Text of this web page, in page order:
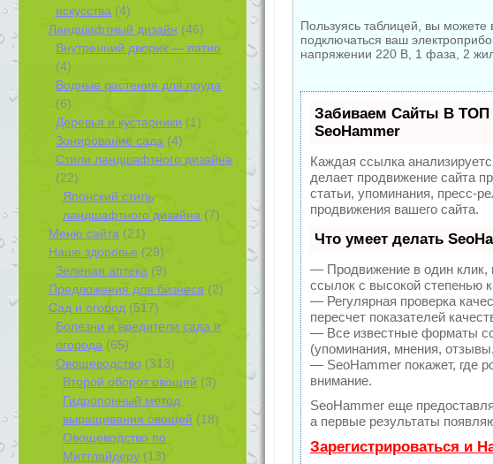
искусства (4)
Ландшафтный дизайн (46)
Внутренний дворик — патио
(4)
Водные растения для пруда
(6)
Деревья и кустарники (1)
Зонирование сада (4)
Стили ландшафтного дизайна
(22)
Японский стиль
ландшафтного дизайна (7)
Меню сайта (21)
Наше здоровье (29)
Зеленая аптека (9)
Предложения для бизнеса (2)
Сад и огород (517)
Болезни и вредители сада и
огорода (65)
Овощеводство (313)
Второй оборот овощей (3)
Гидропонный метод
выращивания овощей (18)
Овощеводство по
Миттлайдеру (13)
Пользуясь таблицей, вы
подключаться ваш
напряжении 220 В, 1 фаза, 2
Забиваем Сайты В
SeoHammer
Каждая ссылка
делает продвижение сайта
статьи, упоминания, пресс-
продвижения вашего сайта.
Что умеет делать
— Продвижение в один клик,
ссылок с высокой степенью
— Регулярная проверка
пересчет показателей
— Все известные форматы
(упоминания, мнения,
— SeoHammer покажет, где
внимание.
SeoHammer еще
а первые результаты
Зарегистрироваться и